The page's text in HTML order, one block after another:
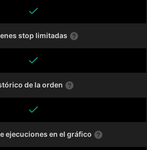
stop limitadas
de la orden
ejecuciones en el gráfico